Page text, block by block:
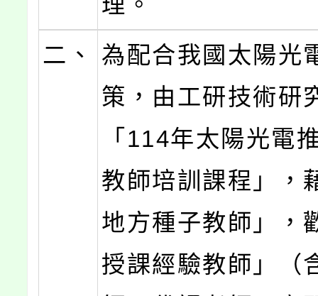
二、
為配合我國太陽光
策，由工研技術研
「114年太陽光電
教師培訓課程」，
地方種子教師」，
授課經驗教師」（